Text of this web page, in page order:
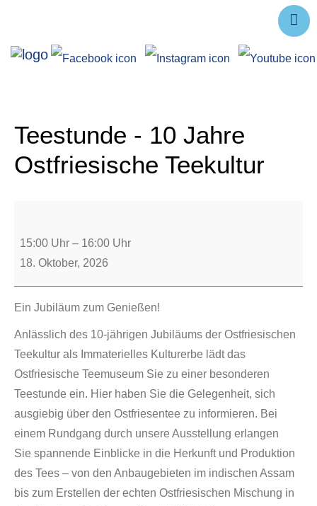
Forschung
Service
Teestunde - 10 Jahre
Ostfriesische Teekultur
15:00 Uhr – 16:00 Uhr
18. Oktober, 2026
Ein Jubiläum zum Genießen!
Anlässlich des 10-jährigen Jubiläums der Ostfriesischen
Teekultur als Immaterielles Kulturerbe lädt das
Ostfriesische Teemuseum Sie zu einer besonderen
Teestunde ein. Hier haben Sie die Gelegenheit, sich
ausgiebig über den Ostfriesentee zu informieren. Bei
einem Rundgang durch unsere Ausstellung erlangen
Sie spannende Einblicke in die Herkunft und Produktion
des Tees – von den Anbaugebieten im indischen Assam
bis zum Erstellen der echten Ostfriesischen Mischung in